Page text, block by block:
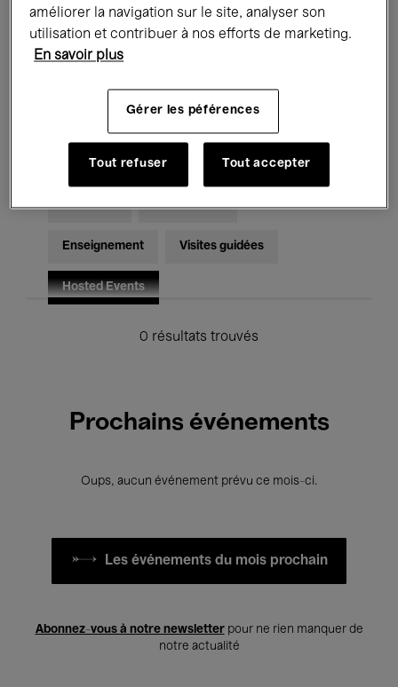
Expositions Films Performances
Rencontres & Débats
Musique classique Global Music
Musique électronique
Pour tous Kids’ Palace
Enseignement Visites guidées
Hosted Events
0 résultats trouvés
Prochains événements
Oups, aucun événement prévu ce mois-ci.
Les événements du mois prochain
Abonnez-vous à notre newsletterpour ne rien manquer de
notre actualité
améliorer la navigation sur le site, analyser son
utilisation et contribuer à nos efforts de marketing.
En savoir plus
Gérer les péférences
Tout refuser Tout accepter